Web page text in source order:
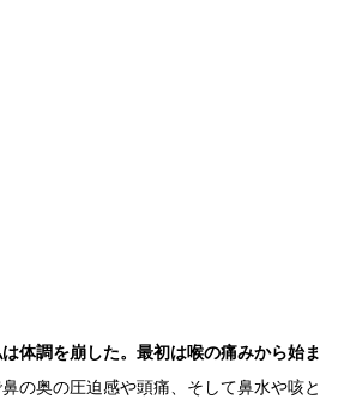
体調を崩した。最初は喉の痛みから始ま
の奥の圧迫感や頭痛、そして鼻水や咳と